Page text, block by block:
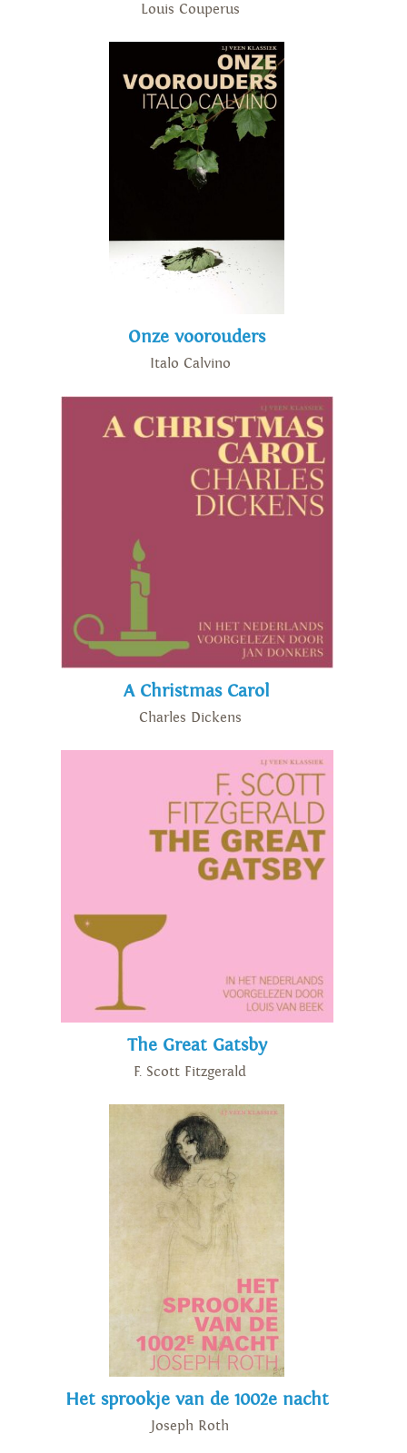
Louis Couperus
Onze voorouders
Italo Calvino
A Christmas Carol
Charles Dickens
The Great Gatsby
F. Scott Fitzgerald
Het sprookje van de 1002e nacht
Joseph Roth